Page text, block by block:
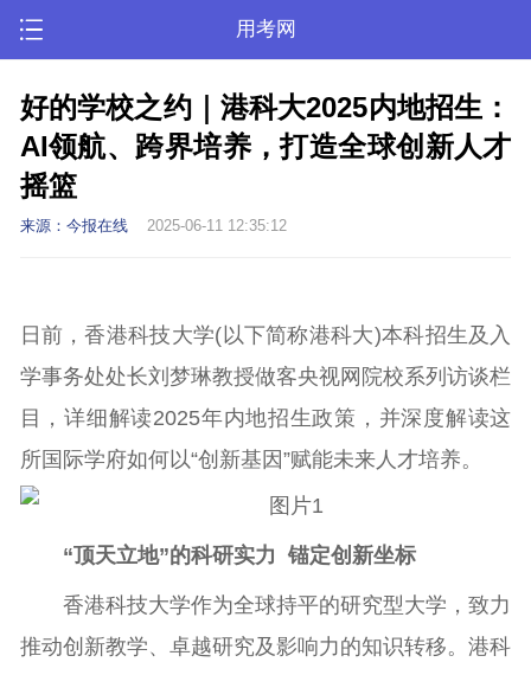
用考网
好的学校之约｜港科大2025内地招生：
AI领航、跨界培养，打造全球创新人才
摇篮
来源：今报在线 2025-06-11 12:35:12
日前，香港科技大学(以下简称港科大)本科招生及入
学事务处处长刘梦琳教授做客央视网院校系列访谈栏
目，详细解读2025年内地招生政策，并深度解读这
所国际学府如何以“创新基因”赋能未来人才培养。
“顶天立地”的科研实力 锚定创新坐标
香港科技大学作为全球持平的研究型大学，致力
推动创新教学、卓越研究及影响力的知识转移。港科